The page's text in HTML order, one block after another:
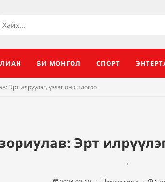
БИ МОНГОЛ СПОРТ
Эрт илрүүлэг, үзлэг оношлогоо
Эрт
,